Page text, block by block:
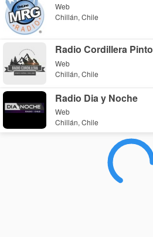
Web
Chillán, Chile
Radio Cordillera Pinto
Web
Chillán, Chile
Radio Dia y Noche
Web
Chillán, Chile